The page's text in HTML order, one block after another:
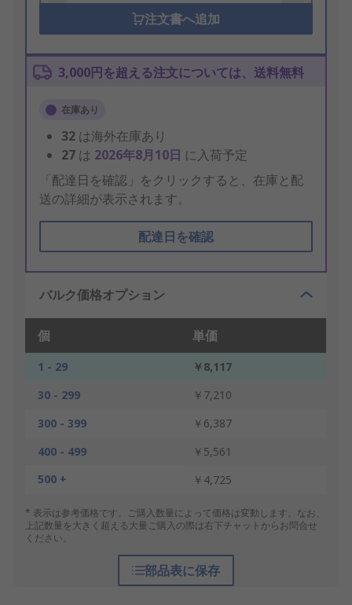
注文書へ追加
3,000円を超える注文については、送料無料
在庫あり
32 は海外在庫あり
27 は 2026年8月10日 に入荷予定
「配達日を確認」をクリックすると、在庫と配
送の詳細が表示されます。
配達日を確認
バルク価格オプション
個 単価
1 - 29
￥8,117
30 - 299
￥7,210
300 - 399
￥6,387
400 - 499
￥5,561
500 +
￥4,725
* 表示は参考価格です。ご購入数量によって価格は変動します。なお、
上記数量を大きく超える大量ご購入の際は右下チャットからお問合せ
ください。
部品表に保存